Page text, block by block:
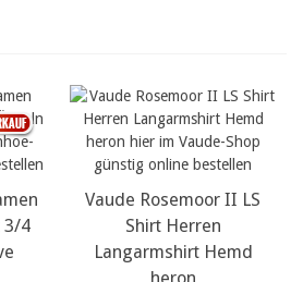
3/4
Vaude Rosemoor II LS
Shirt Herren
Langarmshirt Hemd